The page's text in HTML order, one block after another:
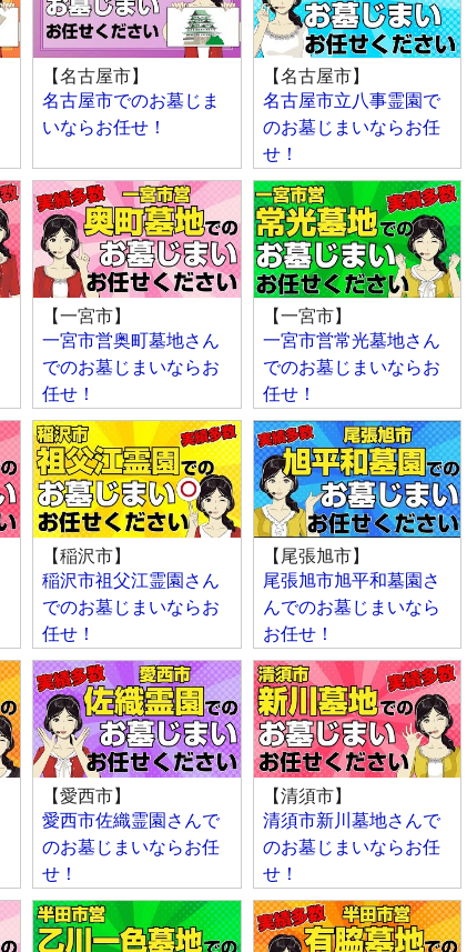
【名古屋市】
名古屋市でのお墓じま
いならお任せ！
【名古屋市】
名古屋市立八事霊園で
のお墓じまいならお任
せ！
【一宮市】
一宮市営奥町墓地さん
でのお墓じまいならお
任せ！
【一宮市】
一宮市営常光墓地さん
でのお墓じまいならお
任せ！
【稲沢市】
稲沢市祖父江霊園さん
でのお墓じまいならお
任せ！
【尾張旭市】
尾張旭市旭平和墓園さ
んでのお墓じまいなら
お任せ！
【愛西市】
愛西市佐織霊園さんで
のお墓じまいならお任
せ！
【清須市】
清須市新川墓地さんで
のお墓じまいならお任
せ！